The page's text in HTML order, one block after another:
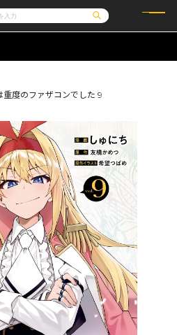
ライトノベル
ロサージュノベルス
通販・NEWS
グス
お問い合わせはこちら
バーラップ文庫
ーラップノベルス
ーラップノベルスf
度のファザコンでした 9